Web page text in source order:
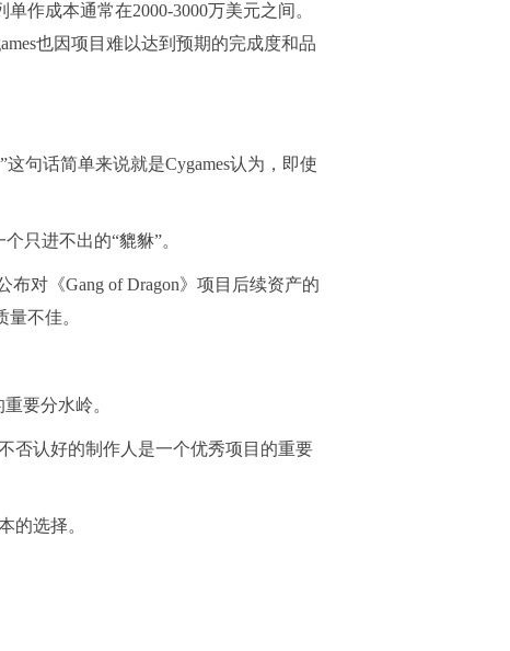
成本通常在2000-3000万美元之间。
也因项目难以达到预期的完成度和品
句话简单来说就是Cygames认为，即使
只进不出的“貔貅”。
对《Gang of Dragon》项目后续资产的
不佳。
要分水岭。
认好的制作人是一个优秀项目的重要
的选择。